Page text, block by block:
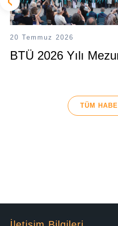
20 Temmuz 2026
BTÜ 2026 Yılı
TÜM